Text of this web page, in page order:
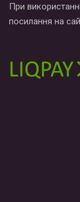
При
посилання на